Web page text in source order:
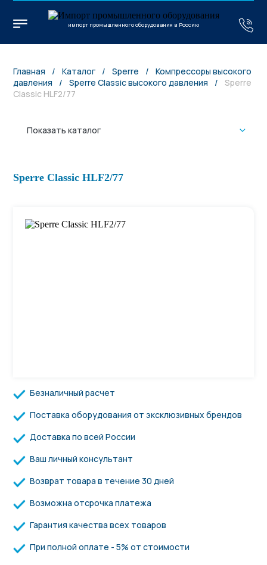
импорт промышленного оборудования в Россию
Главная / Каталог / Sperre /
Компрессоры высокого
давления
/ Sperre Classic высокого давления /
Sperre
Classic HLF2/77
Показать каталог
Sperre Classic HLF2/77
Безналичный расчет
Поставка оборудования от эксклюзивных брендов
Доставка по всей России
Ваш личный консультант
Возврат товара в течение 30 дней
Возможна отсрочка платежа
Гарантия качества всех товаров
При полной оплате - 5% от стоимости